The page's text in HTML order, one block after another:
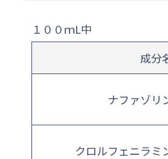
１００ｍL中
成分
ナファゾリ
クロルフェニラミ